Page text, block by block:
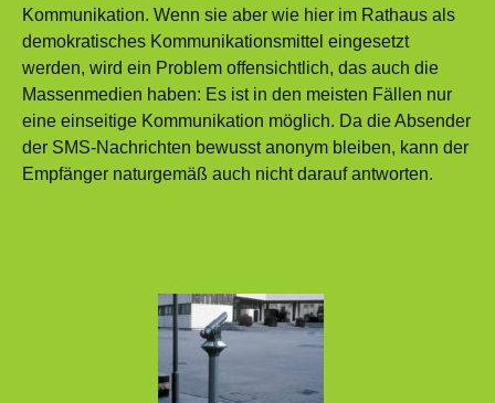
Kommunikation. Wenn sie aber wie hier im Rathaus als
demokratisches Kommunikationsmittel eingesetzt
werden, wird ein Problem offensichtlich, das auch die
Massenmedien haben: Es ist in den meisten Fällen nur
eine einseitige Kommunikation möglich. Da die Absender
der SMS-Nachrichten bewusst anonym bleiben, kann der
Empfänger naturgemäß auch nicht darauf antworten.